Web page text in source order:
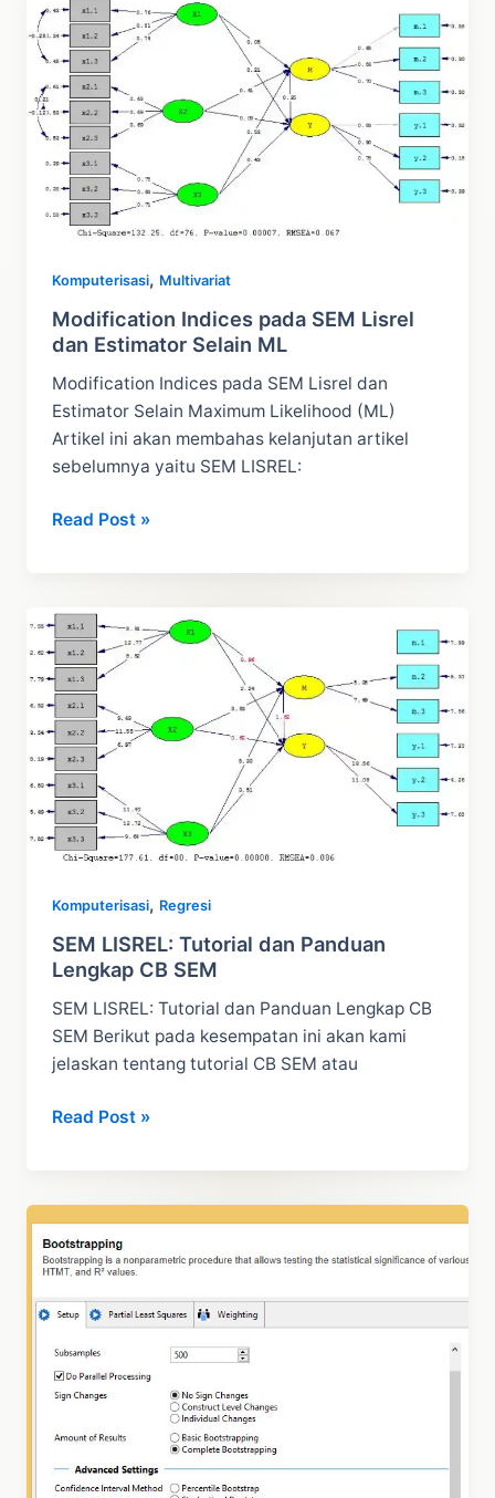
Panduan
CB
SEM
dengan
RStudio
Komputerisasi, Multivariat
Modification Indices pada SEM Lisrel
dan Estimator Selain ML
Modification Indices pada SEM Lisrel dan
Estimator Selain Maximum Likelihood (ML)
Artikel ini akan membahas kelanjutan artikel
sebelumnya yaitu SEM LISREL:
Modification
Lisrel
dan
Estimator
Selain
ML
Read Post »
Komputerisasi, Regresi
SEM LISREL: Tutorial dan Panduan
Lengkap CB SEM
SEM LISREL: Tutorial dan Panduan Lengkap CB
SEM Berikut pada kesempatan ini akan kami
jelaskan tentang tutorial CB SEM atau
SEM
Panduan
Lengkap
CB
SEM
Read Post »